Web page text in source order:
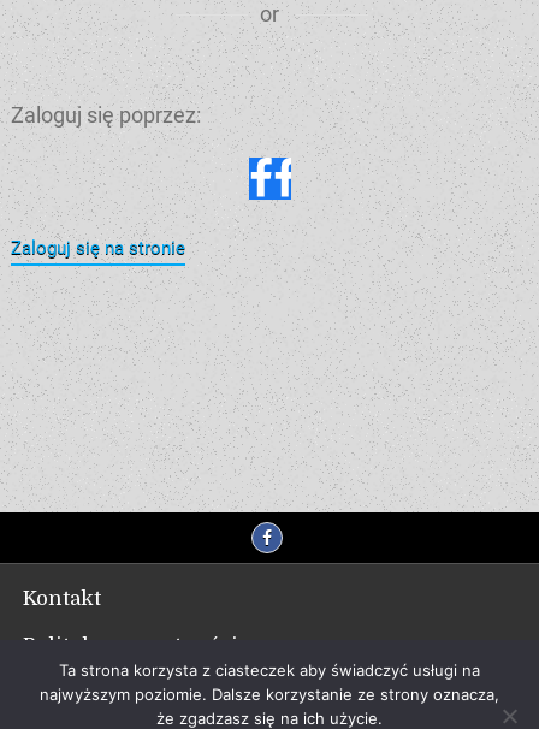
or
Zaloguj się poprzez:
Zaloguj się na stronie
Kontakt
Polityka prywatności
Ta strona korzysta z ciasteczek aby świadczyć usługi na
najwyższym poziomie. Dalsze korzystanie ze strony oznacza,
że zgadzasz się na ich użycie.